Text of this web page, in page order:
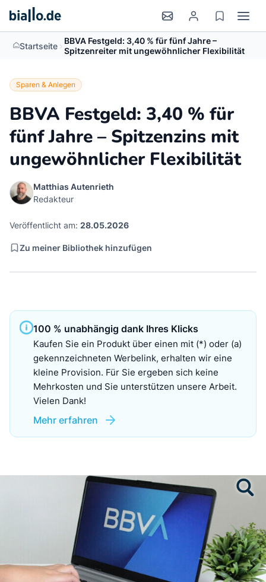
Startseite > BBVA Festgeld: 3,40 % für fünf Jahre –
Spitzenreiter mit ungewöhnlicher Flexibilität
Sparen & Anlegen
BBVA Festgeld: 3,40 % für
fünf Jahre – Spitzenzins mit
ungewöhnlicher Flexibilität
Matthias Autenrieth
Redakteur
Veröffentlicht am: 28.05.2026
Zu meiner Bibliothek hinzufügen
100 % unabhängig dank Ihres Klicks
Kaufen Sie ein Produkt über einen mit (*) oder (a)
gekennzeichneten Werbelink, erhalten wir eine
kleine Provision. Für Sie ergeben sich keine
Mehrkosten und Sie unterstützen unsere Arbeit.
Vielen Dank!
Mehr erfahren